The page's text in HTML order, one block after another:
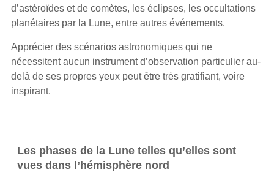
d’astéroïdes et de comètes, les éclipses, les occultations
planétaires par la Lune, entre autres événements.
Apprécier des scénarios astronomiques qui ne
nécessitent aucun instrument d’observation particulier au-
delà de ses propres yeux peut être très gratifiant, voire
inspirant.
Les phases de la Lune telles qu’elles sont
vues dans l’hémisphère nord